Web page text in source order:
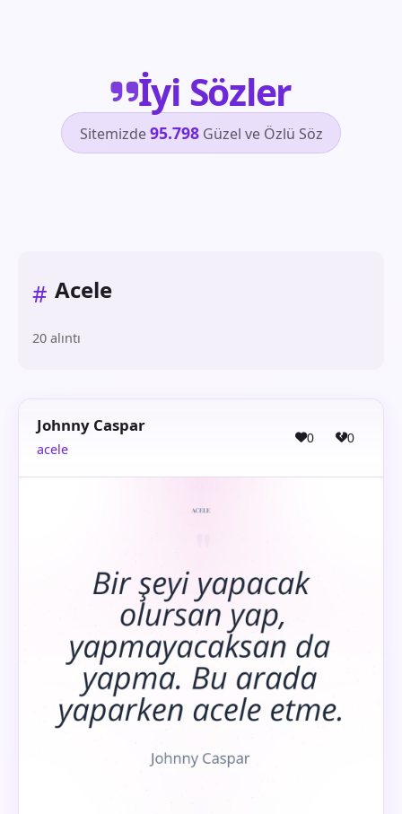
İyi Sözler
Sitemizde95.798Güzel ve Özlü Söz
# Acele
20 alıntı
Johnny Caspar
acele
0 0